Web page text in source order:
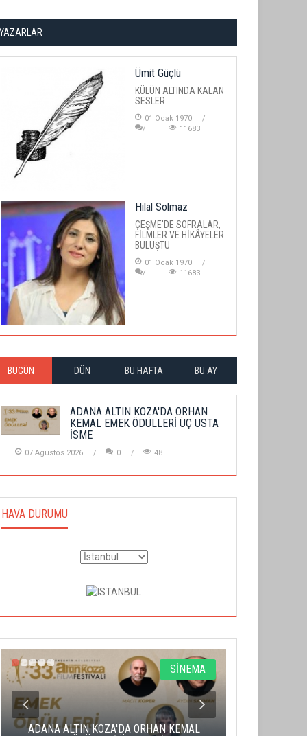
YAZARLAR
Ümit Güçlü
KÜLÜN ALTINDA KALAN
SESLER
01 Ocak 1970
11683
Hilal Solmaz
ÇEŞME'DE SOFRALAR,
FİLMLER VE HİKÂYELER
BULUŞTU
01 Ocak 1970
11683
BUGÜN DÜN BU HAFTA BU AY
ADANA ALTIN KOZA'DA ORHAN
KEMAL EMEK ÖDÜLLERİ ÜÇ USTA
İSME
07 Agustos 2026 0 48
HAVA DURUMU
SİNEMA
ADANA ALTIN KOZA'DA ORHAN KEMAL